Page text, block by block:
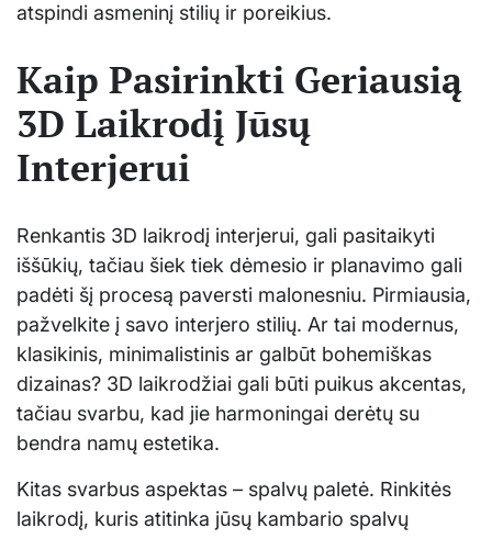
atspindi asmeninį stilių ir poreikius.
Kaip Pasirinkti Geriausią
3D Laikrodį Jūsų
Interjerui
Renkantis 3D laikrodį interjerui, gali pasitaikyti
iššūkių, tačiau šiek tiek dėmesio ir planavimo gali
padėti šį procesą paversti malonesniu. Pirmiausia,
pažvelkite į savo interjero stilių. Ar tai modernus,
klasikinis, minimalistinis ar galbūt bohemiškas
dizainas? 3D laikrodžiai gali būti puikus akcentas,
tačiau svarbu, kad jie harmoningai derėtų su
bendra namų estetika.
Kitas svarbus aspektas – spalvų paletė. Rinkitės
laikrodį, kuris atitinka jūsų kambario spalvų